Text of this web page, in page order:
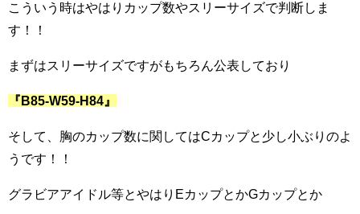
こういう時はやはりカップ数やスリーサイズで判断しま
す！！
まずはスリーサイズですがもちろん公表しており
『B85-W59-H84』
そして、胸のカップ数に関してはCカップと少し小ぶりのよ
うです！！
グラビアアイドル等とやはりEカップとかGカップとか